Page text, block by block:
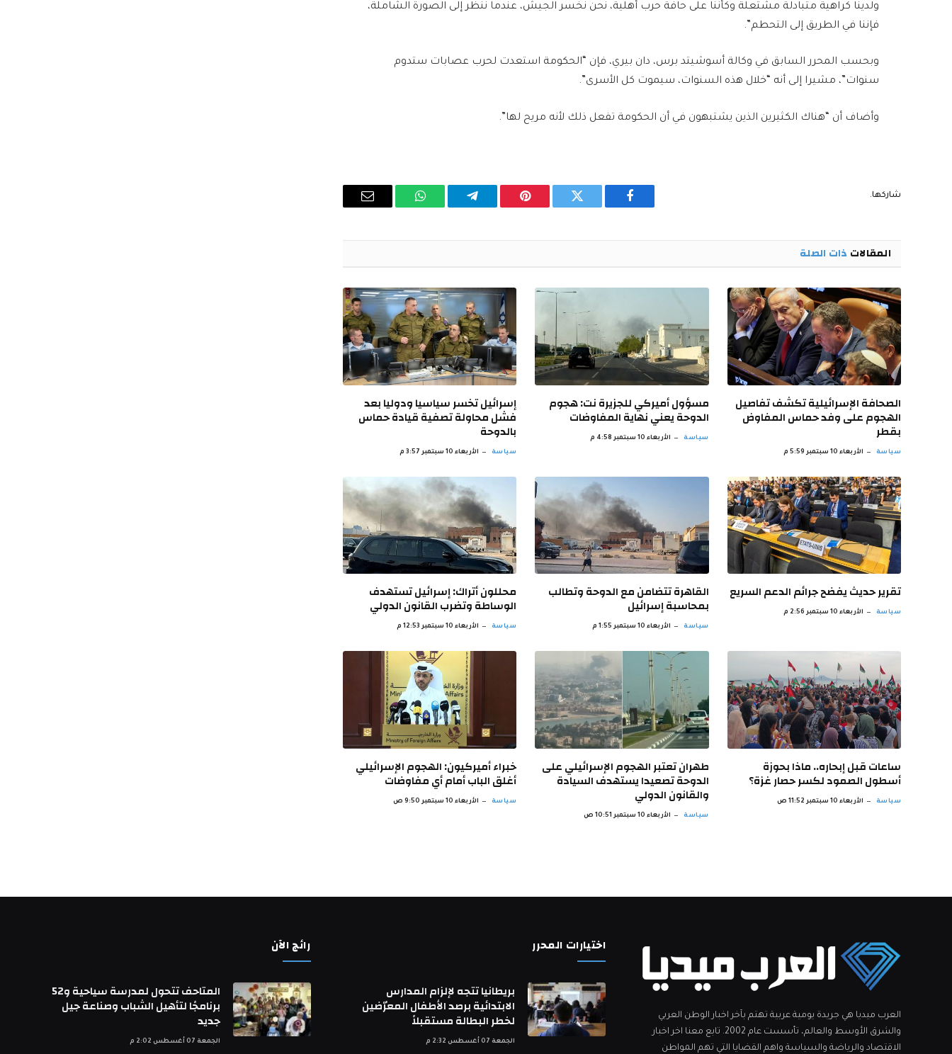
ولدينا كراهية متبادلة مشتعلة وكأننا على حافة حرب أهلية، نحن نخسر الجيش، عندما ننظر إلى الصورة الشاملة،
فإننا في الطريق إلى التحطم”.
وبحسب المحرر السابق في وكالة أسوشيتد برس، دان بيري، فإن “الحكومة استعدت لحرب عصابات ستدوم
سنوات”، مشيرا إلى أنه “خلال هذه السنوات، سيموت كل الأسرى”.
وأضاف أن “هناك الكثيرين الذين يشتبهون في أن الحكومة تفعل ذلك لأنه مريح لها”.
شاركها.
فيسبوك تويتر بينتيريستتيلقرام واتساب
البريد
المقالات ذات الصلة
الصحافة الإسرائيلية تكشف تفاصيل
الهجوم على وفد حماس المفاوض
بقطر
سياسة الأربعاء 10 سبتمبر 5:59 م
مسؤول أميركي للجزيرة نت: هجوم
الدوحة يعني نهاية المفاوضات
سياسة الأربعاء 10 سبتمبر 4:58 م
إسرائيل تخسر سياسيا ودوليا بعد
فشل محاولة تصفية قيادة حماس
بالدوحة
سياسة الأربعاء 10 سبتمبر 3:57 م
تقرير حديث يفضح جرائم الدعم السريع
سياسة الأربعاء 10 سبتمبر 2:56 م
القاهرة تتضامن مع الدوحة وتطالب
بمحاسبة إسرائيل
سياسة الأربعاء 10 سبتمبر 1:55 م
محللون أتراك: إسرائيل تستهدف
الوساطة وتضرب القانون الدولي
سياسة الأربعاء 10 سبتمبر 12:53 م
ساعات قبل إبحاره.. ماذا بحوزة
أسطول الصمود لكسر حصار غزة؟
سياسة الأربعاء 10 سبتمبر 11:52 ص
طهران تعتبر الهجوم الإسرائيلي على
الدوحة تصعيدا يستهدف السيادة
والقانون الدولي
سياسة الأربعاء 10 سبتمبر 10:51 ص
خبراء أميركيون: الهجوم الإسرائيلي
أغلق الباب أمام أي مفاوضات
سياسة الأربعاء 10 سبتمبر 9:50 ص
العرب ميديا هي جريدة يومية عربية تهتم بآخر اخبار الوطن العربي
والشرق الأوسط والعالم، تأسست عام 2002. تابع معنا اخر اخبار
الاقتصاد والرياضة والسياسة واهم القضايا التي تهم المواطن
اختيارات المحرر
بريطانيا تتجه لإلزام المدارس
الابتدائية برصد الأطفال المعرّضين
لخطر البطالة مستقبلاً
الجمعة 07 أغسطس 2:32 م
رائج الآن
المتاحف تتحول لمدرسة سياحية و52
برنامجًا لتأهيل الشباب وصناعة جيل
جديد
الجمعة 07 أغسطس 2:02 م